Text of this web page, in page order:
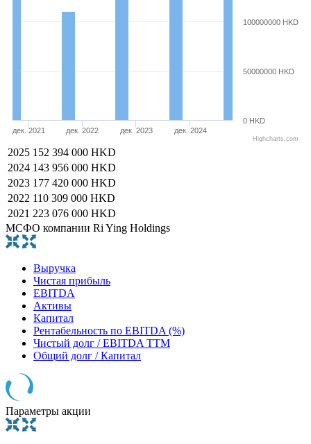
дек. 2021 дек. 2022 дек. 2023 дек. 2024
0 HKD
50000000 HKD
100000000 HKD
Highcharts.com
2025 152 394 000 HKD
2024 143 956 000 HKD
2023 177 420 000 HKD
2022 110 309 000 HKD
2021 223 076 000 HKD
МСФО компании Ri Ying Holdings
Выручка
Чистая прибыль
EBITDA
Активы
Капитал
Рентабельность по EBITDA (%)
Чистый долг / EBITDA TTM
Общий долг / Капитал
Параметры акции